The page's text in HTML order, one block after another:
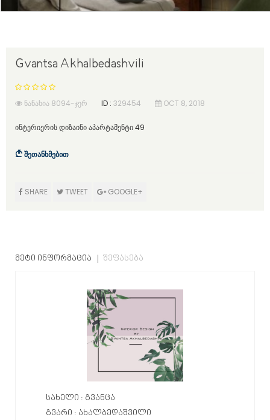
Gvantsa Akhalbedashvili
ᲜᲐᲜᲐᲮᲘᲐ 8094-ᲯᲔᲠ ID : 329454 OCT 8, 2018
ინტერიერის დიზაინი აპარტამენტი 49
შეთანხმებით
SHARE TWEET GOOGLE+
ᲛᲔᲢᲘ ᲘᲜᲤᲝᲠᲛᲐᲪᲘᲐ ᲨᲔᲤᲐᲡᲔᲑᲐ
სახელი : გვანცა
გვარი : ახალბედაშვილი